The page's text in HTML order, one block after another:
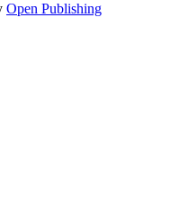
Open Publishing